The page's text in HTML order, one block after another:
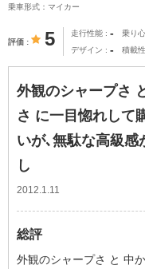
乗車形式：マイカー
評価 5 走行性能 - 乗り
デザイン - 積載性
外観のシャープさ
さ に一目惚れして
いが､無駄な高級感
し
2012.1.11
総評
外観のシャープさ と 中